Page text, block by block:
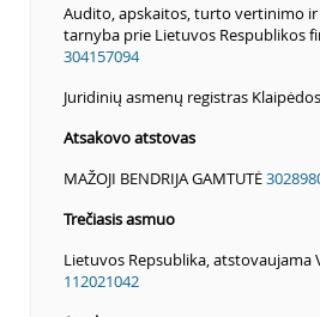
Audito, apskaitos, turto vertinimo
tarnyba prie Lietuvos Respublikos
304157094
Juridinių asmenų registras
Atsakovo atstovas
MAŽOJI BENDRIJA GAMTUTĖ
Trečiasis asmuo
Lietuvos Repsublika, atstovaujama
112021042